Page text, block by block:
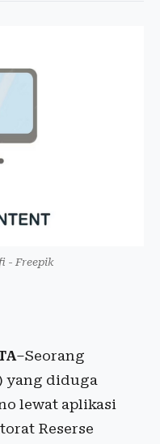
- Freepik
–Seorang
yang diduga
lewat aplikasi
Reserse